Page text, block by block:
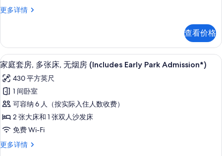
张
无
烟
房,
池
畔
(Courtyard)
的
所
有
更多详情
家
多
张
床,
无
烟
房,
池
畔
(Courtyard)
更
多
信
查看价格
显
示
家
庭
套
房,
张
客房内保险箱、遮光窗帘、熨斗/熨衣
10
家庭套房, 多张床, 无烟房 (Includes Early Park Admission*)
430 平方英尺
1 间卧室
可容纳 6 人（按实际入住人数收费）
2 张大床和 1 张双人沙发床
免费 Wi-Fi
更多详情
家